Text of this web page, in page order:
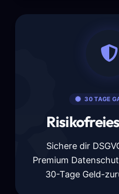
30 TAGE
Sichere dir
Premium
30-Tage Geld-